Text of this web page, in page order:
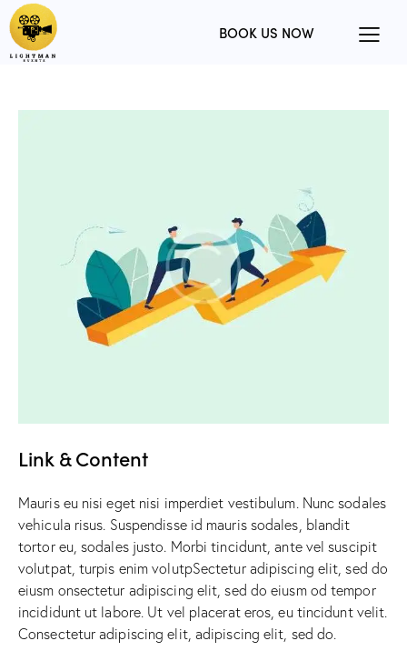
BOOK US NOW
Link & Content
Mauris eu nisi eget nisi imperdiet vestibulum. Nunc sodales
vehicula risus. Suspendisse id mauris sodales, blandit
tortor eu, sodales justo. Morbi tincidunt, ante vel suscipit
volutpat, turpis enim volutpSectetur adipiscing elit, sed do
eiusm onsectetur adipiscing elit, sed do eiusm od tempor
incididunt ut labore. Ut vel placerat eros, eu tincidunt velit.
Consectetur adipiscing elit, adipiscing elit, sed do.